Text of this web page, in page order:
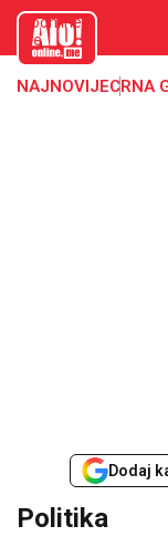
aloonline.
me
NAJNOVIJECRNA
Dodaj
Politika